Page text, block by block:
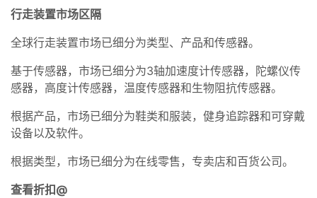
行走装置市场区隔
全球行走装置市场已细分为类型、产品和传感器。
基于传感器，市场已细分为3轴加速度计传感器，陀螺仪传
感器，高度计传感器，温度传感器和生物阻抗传感器。
根据产品，市场已细分为鞋类和服装，健身追踪器和可穿戴
设备以及软件。
根据类型，市场已细分为在线零售，专卖店和百货公司。
查看折扣@